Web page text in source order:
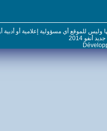
للموقع أي مسؤولية إعلامية أو أدبية أو
2014